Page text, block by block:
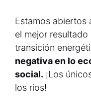
Estamos abiertos
el mejor
transición
negativa en lo
social. ¡Los
los ríos!